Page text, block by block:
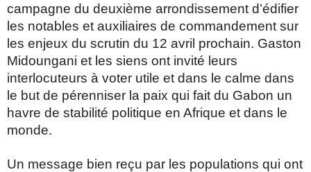
campagne du deuxième arrondissement d’édifier
les notables et auxiliaires de commandement sur
les enjeux du scrutin du 12 avril prochain. Gaston
Midoungani et les siens ont invité leurs
interlocuteurs à voter utile et dans le calme dans
le but de pérenniser la paix qui fait du Gabon un
havre de stabilité politique en Afrique et dans le
monde.
Un message bien reçu par les populations qui ont